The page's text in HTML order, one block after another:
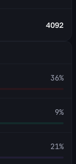
4092
36%
9%
21%